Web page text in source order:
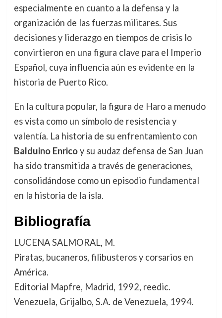
especialmente en cuanto a la defensa y la
organización de las fuerzas militares. Sus
decisiones y liderazgo en tiempos de crisis lo
convirtieron en una figura clave para el Imperio
Español, cuya influencia aún es evidente en la
historia de Puerto Rico.
En la cultura popular, la figura de Haro a menudo
es vista como un símbolo de resistencia y
valentía. La historia de su enfrentamiento con
Balduino Enricoy su audaz defensa de San Juan
ha sido transmitida a través de generaciones,
consolidándose como un episodio fundamental
en la historia de la isla.
Bibliografía
LUCENA SALMORAL, M.
Piratas, bucaneros, filibusteros y corsarios en
América.
Editorial Mapfre, Madrid, 1992, reedic.
Venezuela, Grijalbo, S.A. de Venezuela, 1994.